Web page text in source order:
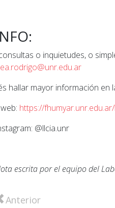
o inquietudes, o
hallar mayor información en
https://
@llcia.unr
escrita por el equipo del
anterior: Córdoba:
Anterior